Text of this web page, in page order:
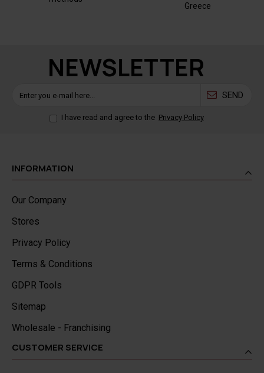
Greece
NEWSLETTER
SEND
I have read and agree to the Privacy Policy
INFORMATION
Our Company
Stores
Privacy Policy
Terms & Conditions
GDPR Tools
Sitemap
Wholesale - Franchising
CUSTOMER SERVICE